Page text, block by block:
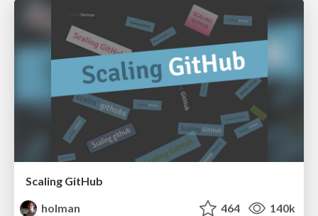
Scaling GitHub
holman
464 140k